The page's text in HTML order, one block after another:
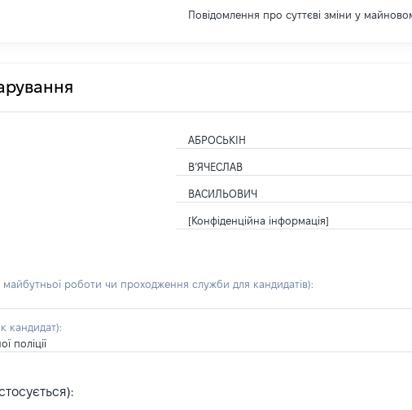
Повідомлення про суттєві зміни y
АБРОСЬКІН
В’ЯЧЕСЛАВ
ВАСИЛЬОВИЧ
[Конфіденційна інформація]
майбутньої роботи чи проходження служби для кандидатів):
кандидат):
поліції